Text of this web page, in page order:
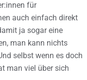
für
auch einfach direkt
ja sogar eine
man kann nichts
selbst wenn es doch
man viel über sich